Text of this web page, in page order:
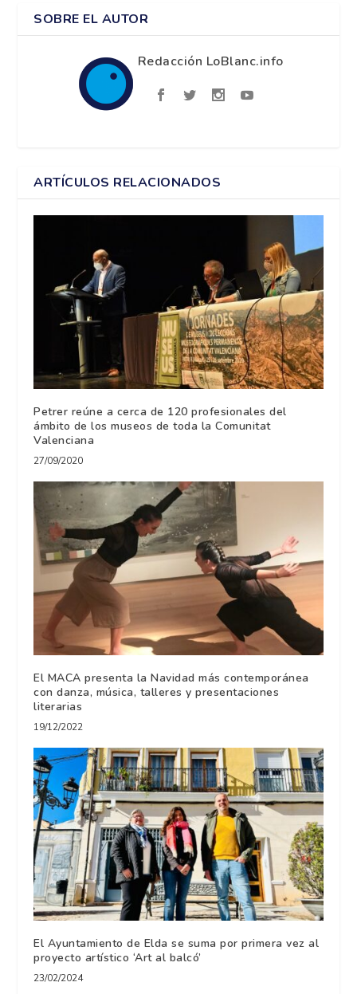
SOBRE EL AUTOR
Redacción LoBlanc.info
ARTÍCULOS RELACIONADOS
Petrer reúne a cerca de 120 profesionales del
ámbito de los museos de toda la Comunitat
Valenciana
27/09/2020
El MACA presenta la Navidad más contemporánea
con danza, música, talleres y presentaciones
literarias
19/12/2022
El Ayuntamiento de Elda se suma por primera vez al
proyecto artístico ‘Art al balcó’
23/02/2024